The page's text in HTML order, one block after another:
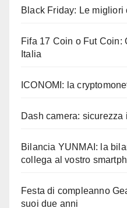
Black Friday: Le migliori
Fifa 17 Coin o Fut Coin:
Italia
ICONOMI: la
Dash camera:
Bilancia YUNMAI: la
collega al vostro
Festa di compleanno
suoi due anni